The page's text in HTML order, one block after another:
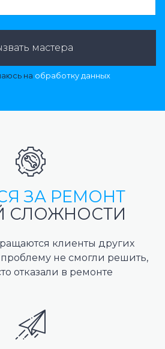
мастера
на обработку данных
ЗА РЕМОНТ
СЛОЖНОСТИ
клиенты других
не смогли решить,
отказали в ремонте